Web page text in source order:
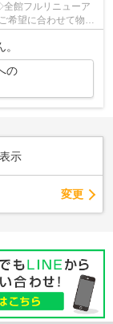
館フルリニューア
望に合わせて物件
の
示
変更